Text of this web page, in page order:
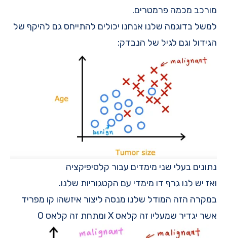
מורכב מכמה פרמטרים.
למשל בדוגמה שלנו אנחנו יכולים להתייחס גם להיקף של
הגידול וגם לגיל של הנבדק:
נתונים בעלי שני מימדים עבור קלסיפיקציה
ואז יש לנו גרף דו מימדי עם הקטגוריות שלנו.
במקרה הזה המודל שלנו מנסה ליצור איזשהו קו מפריד
אשר יגדיר שמעליו זה קלאס X ומתחת זה קלאס O